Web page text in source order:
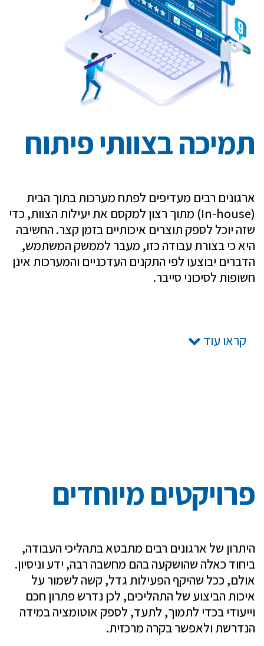
תמיכה בצוותי פיתוח
ארגונים רבים מעדיפים לפתח מערכות בתוך הבית
(In-house) מתוך רצון למקסם את יעילות הצוות, כדי
שזה יוכל לספק תוצרים איכותיים בזמן קצר. החשיבה
היא כי בצורת עבודה כזו, מעבר לממשק המשתמש,
הדברים יבוצעו לפי התקנים העדכניים והמערכות אינן
חשופות לסיכוני סייבר.
קראו עוד
פרויקטים מיוחדים
היתרון של ארגונים רבים מתבטא בתהליכי העבודה,
ביחוד כאלה שהושקעה בהם מחשבה רבה, ידע וניסיון.
אולם, ככל שהיקף הפעילות גדל, קשה לשמור על
איכות הביצוע של התהליכים, לכן נדרש פתרון חכם
וייעודי בכדי לתמוך, לתעד, לספק אוטומציה במידה
הנדרשת ולאפשר בקרה מרכזית.